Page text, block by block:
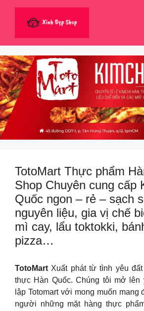
dung
TotoMart Thực phẩm
Shop Chuyên cung cấp
Quốc ngon – rẻ – sạch
nguyên liệu, gia vị chế
mì cay, lẩu toktokki,
pizza…
TotoMart Xuất phát từ tình yêu
thực Hàn Quốc. Chúng tôi mở lên
lập Totomart với mong muốn mang
người những mặt hàng thực